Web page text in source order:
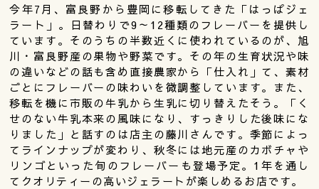
今年7月、富良野から豊岡に移転してきた「はっぱジェ
ラート」。日替わりで9～12種類のフレーバーを提供し
ています。そのうちの半数近くに使われているのが、旭
川・富良野産の果物や野菜です。その年の生育状況や味
の違いなどの話も含め直接農家から「仕入れ」て、素材
ごとにフレーバーの味わいを微調整しています。また、
移転を機に市販の牛乳から生乳に切り替えたそう。「く
せのない牛乳本来の風味になり、すっきりした後味にな
りました」と話すのは店主の藤川さんです。季節によっ
てラインナップが変わり、秋冬には地元産のカボチャや
リンゴといった旬のフレーバーも登場予定。1年を通し
てクオリティーの高いジェラートが楽しめるお店です。